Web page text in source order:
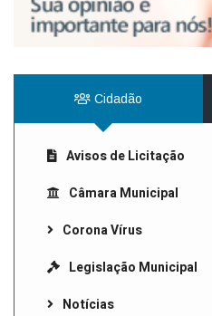
Cidadão
Avisos de Licitação
Câmara Municipal
Corona Vírus
Legislação Municipal
Notícias